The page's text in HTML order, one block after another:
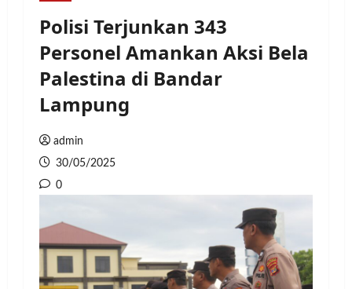
Polisi Terjunkan 343
Personel Amankan Aksi Bela
Palestina di Bandar
Lampung
admin
30/05/2025
0